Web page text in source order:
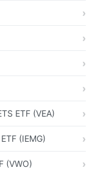
ETF (VEA)
(IEMG)
(VWO)